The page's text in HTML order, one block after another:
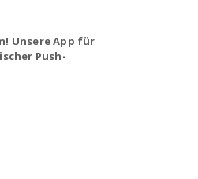
Unsere App für
Push-